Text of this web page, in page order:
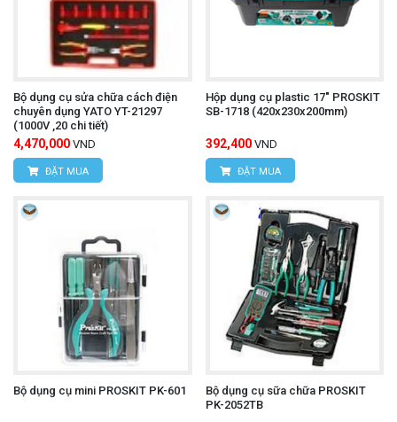
Bộ dụng cụ sửa chữa cách điện
chuyên dụng YATO YT-21297
(1000V ,20 chi tiết)
4,470,000 VND
ĐẶT MUA
Hộp dụng cụ plastic 17" PROSKIT
SB-1718 (420x230x200mm)
392,400 VND
ĐẶT MUA
Bộ dụng cụ mini PROSKIT PK-601
Bộ dụng cụ sữa chữa PROSKIT
PK-2052TB